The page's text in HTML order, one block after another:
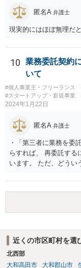
匿名A 弁護士
現実的にはほぼ無理だ
10
業務委託契約
いて
#個人事業主・フリーランス
#スタートアップ・新規事業
2024年1月22日
匿名A 弁護士
・「第三者に業務を委
らすれば、 再委託する
います。 ただ、どうい
く目にします。 あえて
と、守秘条項との関係
条件（代金）の下方修
す。
近くの市区町村を選
北西部
大和高田市
大和郡山市